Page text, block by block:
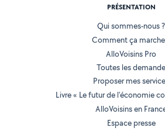
PRÉSENTATION
Qui sommes-nous ?
Comment ça
AlloVoisins Pro
Toutes les
Proposer mes
Livre « Le futur de l'économie
AlloVoisins en
Espace presse